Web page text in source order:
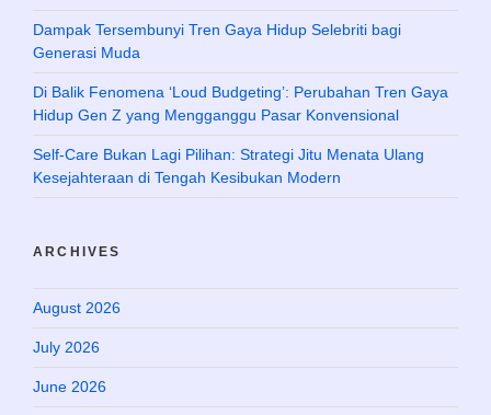
Dampak Tersembunyi Tren Gaya Hidup Selebriti bagi
Generasi Muda
Di Balik Fenomena ‘Loud Budgeting’: Perubahan Tren Gaya
Hidup Gen Z yang Mengganggu Pasar Konvensional
Self-Care Bukan Lagi Pilihan: Strategi Jitu Menata Ulang
Kesejahteraan di Tengah Kesibukan Modern
ARCHIVES
August 2026
July 2026
June 2026